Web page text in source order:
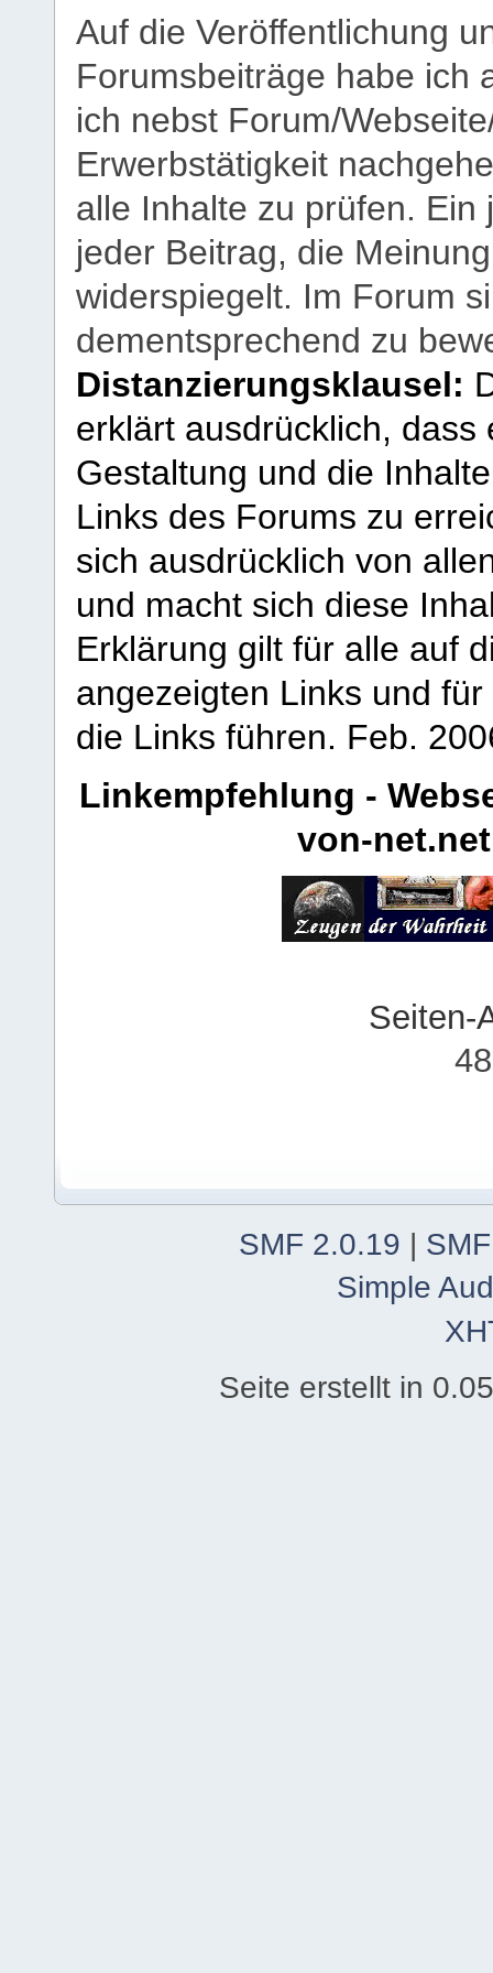
Auf die Veröffentlichung
Forumsbeiträge habe ich
ich nebst Forum/
Erwerbstätigkeit
alle Inhalte zu prüfen.
jeder Beitrag, die
widerspiegelt. Im Forum
dementsprechend zu
Distanzierungsklausel:
erklärt ausdrücklich,
Gestaltung und die
Links des Forums zu
sich ausdrücklich von
und macht sich diese
Erklärung gilt für alle auf
angezeigten Links und
die Links führen. Feb.
Linkempfehlung -
von-net.net
Seiten-
SMF 2.0.19 |
Simple
Seite erstellt in